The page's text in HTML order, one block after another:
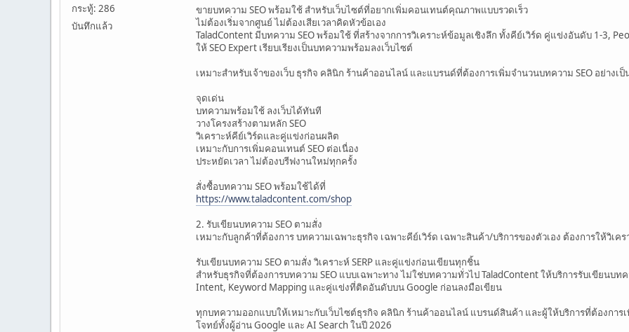
กระทู้: 286
บันทึกแล้ว
ขายบทความ SEO พร้อมใช้ สำหรับเว็บไซต์ที่อยากเพิ่มคอนเทนต์คุณภาพแบบรวดเร็ว
ไม่ต้องเริ่มจากศูนย์ ไม่ต้องเสียเวลาคิดหัวข้อเอง
TaladContent มีบทความ SEO พร้อมใช้ ที่สร้างจากการวิเคราะห์ข้อมูลเชิงลึก ทั้งคีย์เวิร์ด คู่แข่งอันดับ 1-3,
ให้ SEO Expert เรียบเรียงเป็นบทความพร้อมลงเว็บไซต์
เหมาะสำหรับเจ้าของเว็บ ธุรกิจ คลินิก ร้านค้าออนไลน์ และแบรนด์ที่ต้องการเพิ่มจำนวนบทความ SEO อย่างเ
จุดเด่น
บทความพร้อมใช้ ลงเว็บได้ทันที
วางโครงสร้างตามหลัก SEO
วิเคราะห์คีย์เวิร์ดและคู่แข่งก่อนผลิต
เหมาะกับการเพิ่มคอนเทนต์ SEO ต่อเนื่อง
ประหยัดเวลา ไม่ต้องบรีฟงานใหม่ทุกครั้ง
สั่งซื้อบทความ SEO พร้อมใช้ได้ที่
https://www.taladcontent.com/shop
2. รับเขียนบทความ SEO ตามสั่ง
เหมาะกับลูกค้าที่ต้องการ บทความเฉพาะธุรกิจ เฉพาะคีย์เวิร์ด เฉพาะสินค้า/บริการของตัวเอง ต้องการให้วิเค
รับเขียนบทความ SEO ตามสั่ง วิเคราะห์ SERP และคู่แข่งก่อนเขียนทุกชิ้น
สำหรับธุรกิจที่ต้องการบทความ SEO แบบเฉพาะทาง ไม่ใช่บทความทั่วไป TaladContent ให้บริการรับเขียนบทค
Intent, Keyword Mapping และคู่แข่งที่ติดอันดับบน Google ก่อนลงมือเขียน
ทุกบทความออกแบบให้เหมาะกับเว็บไซต์ธุรกิจ คลินิก ร้านค้าออนไลน์ แบรนด์สินค้า และผู้ให้บริการที่ต้องกา
โจทย์ทั้งผู้อ่าน Google และ AI Search ในปี 2026